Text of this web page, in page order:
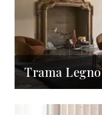
Trama Legno